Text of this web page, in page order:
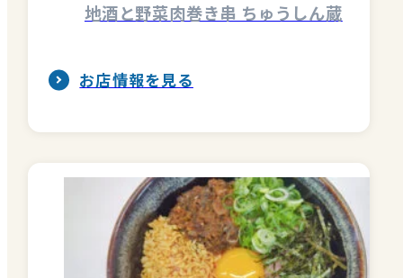
地酒と野菜肉巻き串 ちゅうしん蔵
お店情報を見る
イベント情報掲載申込フォーム